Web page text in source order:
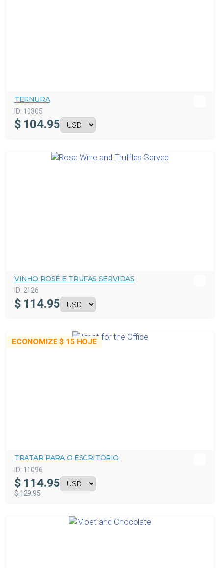
TERNURA
ID: 10305
$ 104.95
VINHO ROSÉ E TRUFAS SERVIDAS
ID: 2126
$ 114.95
ECONOMIZE $ 15 HOJE
TRATAR PARA O ESCRITÓRIO
ID: 11096
$ 114.95
$ 129.95